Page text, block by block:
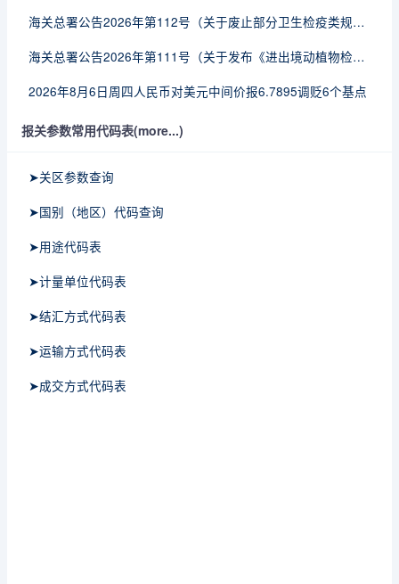
海关总署公告2026年第112号（关于废止部分卫生检疫类规范性文件的公告）
海关总署公告2026年第111号（关于发布《进出境动植物检疫处理监督管理工作规定》《进出境卫生处理监督管理工作规定》的公告）
2026年8月6日周四人民币对美元中间价报6.7895调贬6个基点
报关参数常用代码表(more...)
➤关区参数查询
➤国别（地区）代码查询
➤用途代码表
➤计量单位代码表
➤结汇方式代码表
➤运输方式代码表
➤成交方式代码表